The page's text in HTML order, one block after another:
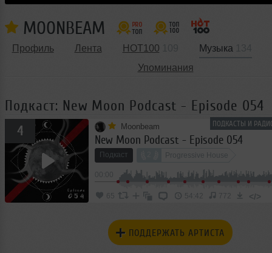
MOONBEAM
Профиль Лента HOT100 Музыка
Упоминания
Подкаст: New Moon Podcast - Episode 054
ПОДКАСТЫ И
4 Moonbeam
New Moon Podcast - Episode 054
Подкаст Progressive House
65 54:42 772 </>
ПОДДЕРЖАТЬ АРТИСТА